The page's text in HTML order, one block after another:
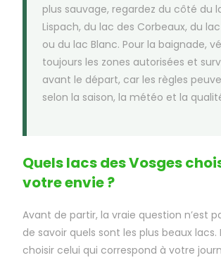
plus sauvage, regardez du côté du
Lispach, du lac des Corbeaux, du
ou du lac Blanc. Pour la baignade,
toujours les zones autorisées et
avant le départ, car les règles
selon la saison, la météo et la
Quels lacs des Vosges
votre envie ?
Avant de partir, la vraie question n’est
de savoir quels sont les plus beaux
choisir celui qui correspond à votre